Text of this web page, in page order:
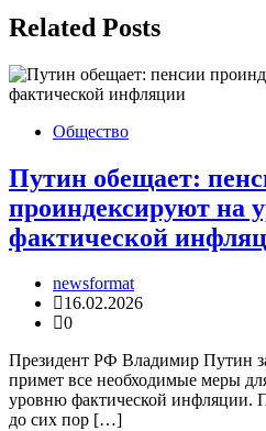
Related Posts
Общество
Путин обещает:
проиндексируют на
фактической
newsformat
16.02.2026
0
Президент РФ Владимир Путин
примет все необходимые меры
уровню фактической инфляции.
до сих пор […]